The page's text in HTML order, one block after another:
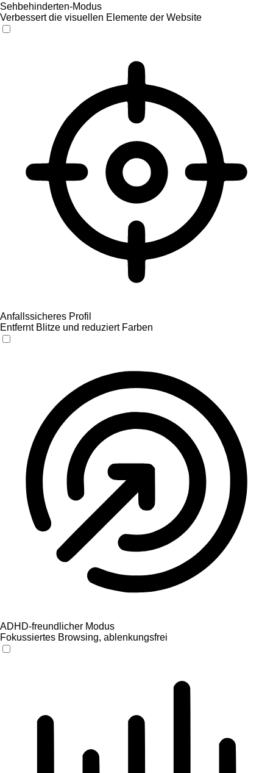
Sehbehinderten-Modus
Verbessert die visuellen Elemente der Website
Anfallssicheres Profil
Entfernt Blitze und reduziert Farben
ADHD-freundlicher Modus
Fokussiertes Browsing, ablenkungsfrei